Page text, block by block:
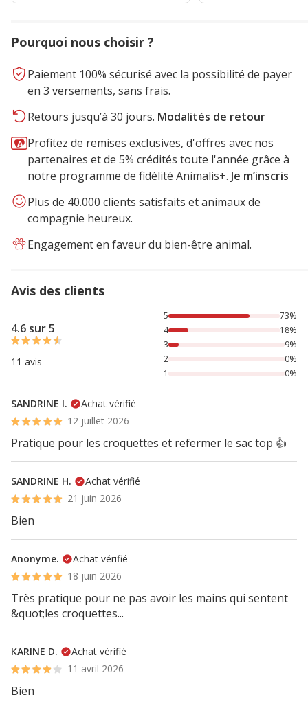
2.49€
Pourquoi nous choisir ?
Paiement 100% sécurisé avec la possibilité de payer
en 3 versements, sans frais.
Retours jusqu’à 30 jours. Modalités de retour
Profitez de remises exclusives, d'offres avec nos
partenaires et de 5% crédités toute l'année grâce à
notre programme de fidélité Animalis+. Je m’inscris
Plus de 40.000 clients satisfaits et animaux de
compagnie heureux.
Engagement en faveur du bien-être animal.
Avis des clients
4.6 sur 5
11 avis
73% des personnes lont noté avec {1} étoiles, 18% des
5
73%
4
18%
3
9%
2
0%
1
0%
SANDRINE I.
Achat vérifié
12 juillet 2026
Pratique pour les croquettes et refermer le sac top 👍
SANDRINE H.
Achat vérifié
21 juin 2026
Bien
Anonyme.
Achat vérifié
18 juin 2026
Très pratique pour ne pas avoir les mains qui sentent
&quot;les croquettes...
KARINE D.
Achat vérifié
11 avril 2026
Bien